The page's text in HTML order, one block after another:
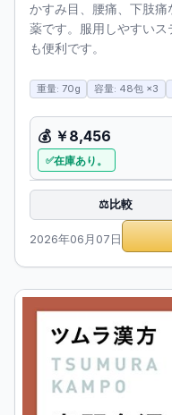
かすみ目、腰痛、下肢
薬です。服用しやすい
も便利です。
重量: 70g 容量: 48包 ×3
💰 ￥8,456
在庫あり。
⚖️比較
2026年06月07日